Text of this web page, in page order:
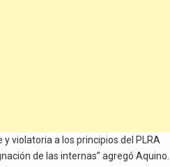
violatoria a los principios del PLRA
de las internas” agregó Aquino.